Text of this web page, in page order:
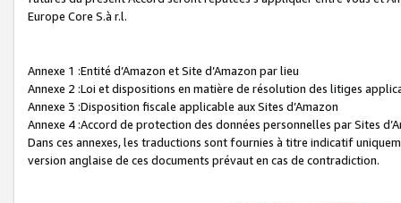
Europe Core S.à r.l.
Annexe 1 :Entité d’Amazon et Site d’Amazon par lieu
Annexe 2 :Loi et dispositions en matière de résolution des litiges
Annexe 3 :Disposition fiscale applicable aux Sites d’Amazon
Annexe 4 :Accord de protection des données personnelles par Sites
Dans ces annexes, les traductions sont fournies à titre indicatif
version anglaise de ces documents prévaut en cas de contradiction.